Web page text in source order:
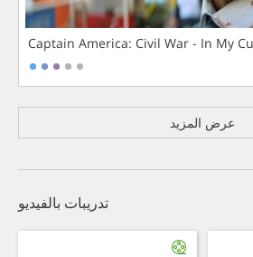
Captain America: Civil War - In My
عرض المزيد
تدريبات بالفيديو